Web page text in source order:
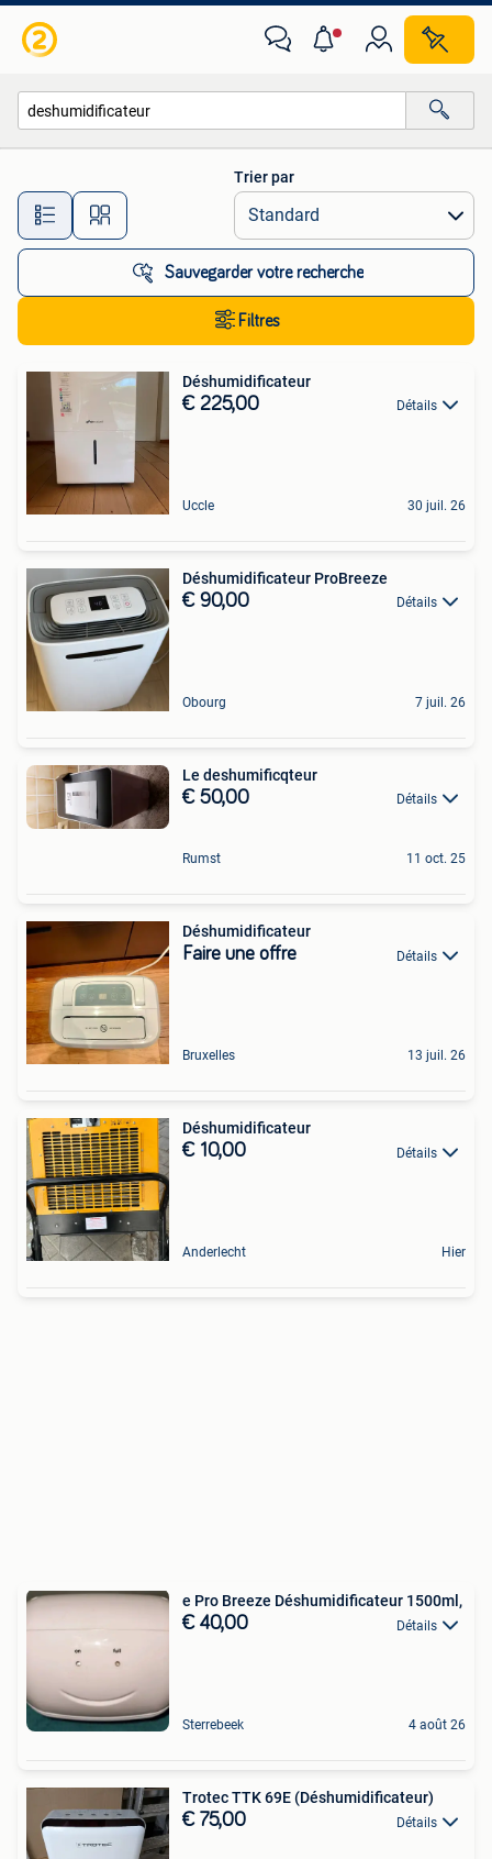
Toutes les distances…
Trier par
Sauvegarder votre recherche
Filtres
Déshumidificateur
€ 225,00 Détails
Uccle 30 juil. 26
Déshumidificateur ProBreeze
€ 90,00 Détails
Obourg 7 juil. 26
Le deshumificqteur
€ 50,00 Détails
Rumst 11 oct. 25
Déshumidificateur
Faire une offre Détails
Bruxelles 13 juil. 26
Déshumidificateur
€ 10,00 Détails
Anderlecht Hier
e Pro Breeze Déshumidificateur 1500ml,
€ 40,00 Détails
Sterrebeek 4 août 26
Trotec TTK 69E (Déshumidificateur)
€ 75,00 Détails